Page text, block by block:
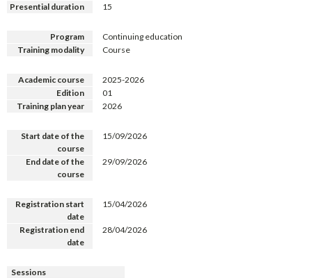
Presential duration
15
Program
Continuing education
Training modality
Course
Academic course
2025-2026
Edition
01
Training plan year
2026
Start date of the
course
15/09/2026
End date of the
course
29/09/2026
Registration start
date
15/04/2026
Registration end
date
28/04/2026
Sessions